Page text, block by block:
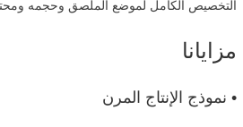
التخصيص الكامل لموضع الملصق وحجمه
مزايانا
• نموذج الإنتاج المرن